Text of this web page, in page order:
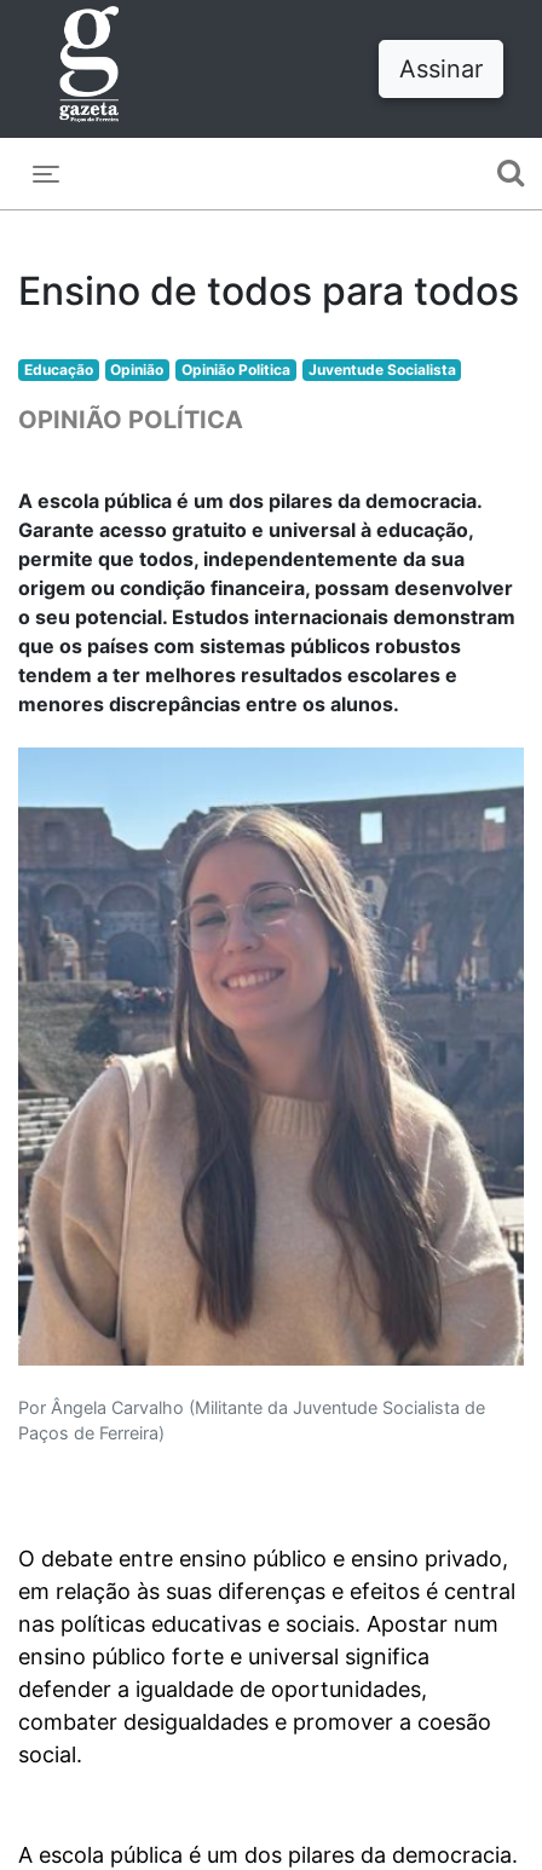
Assinar
Ensino de todos para todos
Educação Opinião Opinião Politica Juventude Socialista
OPINIÃO POLÍTICA
A escola pública é um dos pilares da democracia.
Garante acesso gratuito e universal à educação,
permite que todos, independentemente da sua
origem ou condição financeira, possam desenvolver
o seu potencial. Estudos internacionais demonstram
que os países com sistemas públicos robustos
tendem a ter melhores resultados escolares e
menores discrepâncias entre os alunos.
Por Ângela Carvalho (Militante da Juventude Socialista de
Paços de Ferreira)
O debate entre ensino público e ensino privado,
em relação às suas diferenças e efeitos é central
nas políticas educativas e sociais. Apostar num
ensino público forte e universal significa
defender a igualdade de oportunidades,
combater desigualdades e promover a coesão
social.
A escola pública é um dos pilares da democracia.